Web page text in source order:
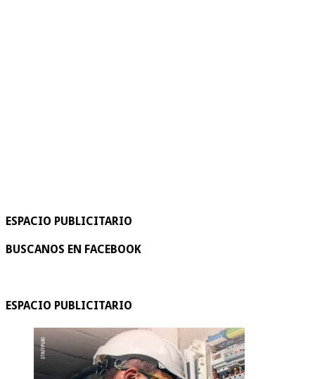
ESPACIO PUBLICITARIO
BUSCANOS EN FACEBOOK
ESPACIO PUBLICITARIO